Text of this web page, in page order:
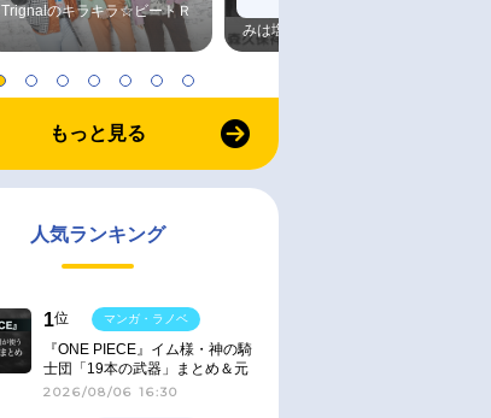
Trignalのキラキラ☆ビートＲ
みは塩だけ
もっと見る
人気ランキング
1位
『ONE PIECE』イム様・神の騎
士団「19本の武器」まとめ＆元
ネタ
2026/08/06 16:30
マンガ・ラノベ